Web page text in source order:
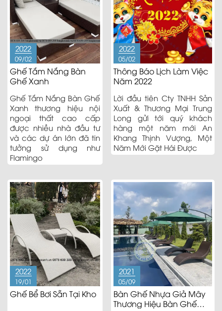
2022
09/02
Ghế Tắm Nắng Bàn
Ghế Xanh
Ghế Tắm Nắng Bàn Ghế
Xanh thương hiệu nội
ngoại thất cao cấp
được nhiều nhà đầu tư
và các dự án lớn đã tin
tưởng sử dụng như
Flamingo
2022
05/02
Thông Báo Lịch Làm Việc
Năm 2022
Lời đầu tiên Cty TNHH Sản
Xuất & Thương Mại Trung
Long gửi tới quý khách
hàng một năm mới An
Khang Thịnh Vượng, Một
Năm Mới Gặt Hái Được
2022
19/01
Ghế Bể Bơi Sẵn Tại Kho
2021
05/09
Bàn Ghế Nhựa Giả Mây
Thương Hiệu Bàn Ghế